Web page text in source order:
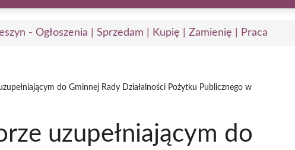
- Ogłoszenia | Sprzedam | Kupię | Zamienię | Praca
do Gminnej Rady Działalności Pożytku Publicznego w
uzupełniającym do